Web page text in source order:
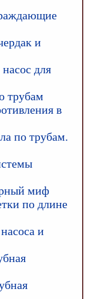
и
для
трубам
в
по трубам.
миф
по длине
и